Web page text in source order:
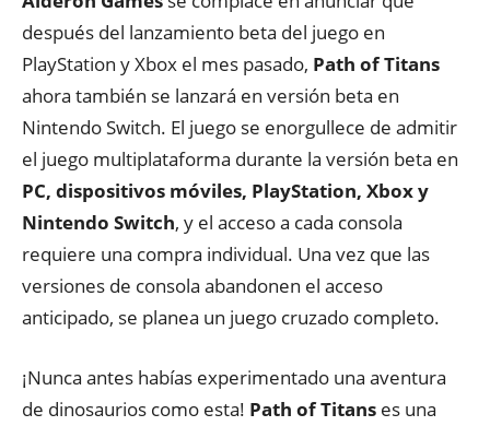
después del lanzamiento beta del juego en
PlayStation y Xbox el mes pasado, Path of Titans
ahora también se lanzará en versión beta en
Nintendo Switch. El juego se enorgullece de admitir
el juego multiplataforma durante la versión beta en
PC, dispositivos móviles, PlayStation, Xbox y
Nintendo Switch, y el acceso a cada consola
requiere una compra individual. Una vez que las
versiones de consola abandonen el acceso
anticipado, se planea un juego cruzado completo.
¡Nunca antes habías experimentado una aventura
de dinosaurios como esta! Path of Titans es una